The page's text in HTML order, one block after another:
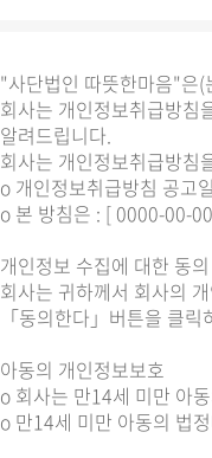
"사단법인 따뜻한마음"은
회사는 개인정보취급방침
알려드립니다.
회사는 개인정보취급방침
ο 개인정보취급방침 공고
ο 본 방침은 : [ 0000-00-
개인정보 수집에 대한 동의
회사는 귀하께서 회사의
「동의한다」버튼을 클
아동의 개인정보보호
ο 회사는 만14세 미만 아
ο 만14세 미만 아동의 법